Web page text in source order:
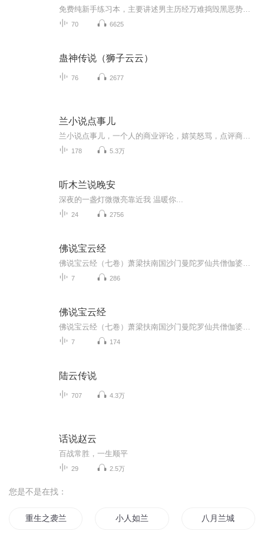
70 6625
蛊神传说（狮子云云）
76 2677
兰小说点事儿
178 5.3万
听木兰说晚安
深夜的一盏灯微微亮靠近我 温暖你...
24 2756
佛说宝云经
7 286
佛说宝云经
7 174
陆云传说
707 4.3万
话说赵云
百战常胜，一生顺平
29 2.5万
您是不是在找：
重生之袭兰 小人如兰 八月兰城